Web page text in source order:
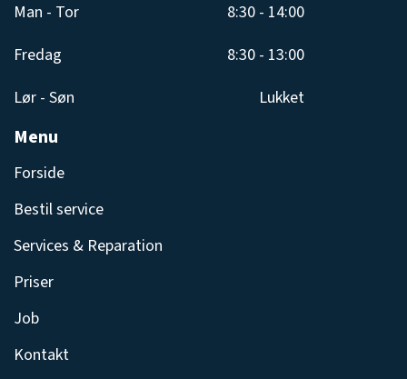
Menu
Forside
Bestil service
Services & Reparation
Priser
Job
Kontakt
Man - Tor
8:30 - 14:00
Fredag
8:30 - 13:00
Lør - Søn
Lukket